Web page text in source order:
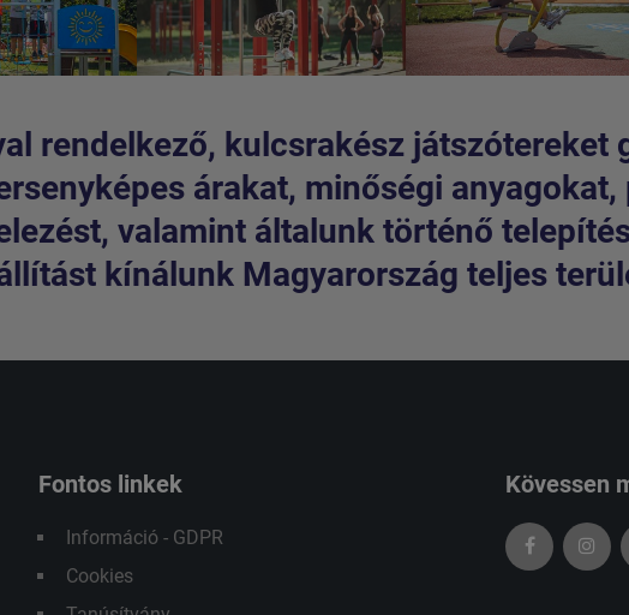
rendelkező, kulcsrakész játszótereket
árakat, minőségi anyagokat,
valamint általunk történő
kínálunk Magyarország teljes
Fontos linkek
Információ - GDPR
Cookies
Kövessen